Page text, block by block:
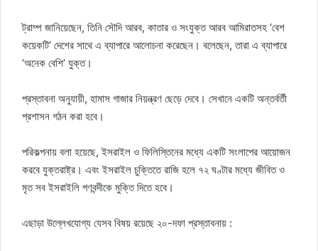
ট্রাম্প জানিয়েছেন, তিনি সৌদি আরব, কাতার ও সংযুক্ত আরব আমিরাতসহ ‘বেশ
কয়েকটি’ দেশের সাথে এ ব্যাপারে আলোচনা করেছেন। বলেছেন, তারা এ ব্যাপারে
‘অনেক বেশি’ যুক্ত।
প্রস্তাবনা অনুযায়ী, হামাস গাজার নিয়ন্ত্রণ ছেড়ে দেবে। সেখানে একটি অন্তর্বর্তী
প্রশাসন গঠন করা হবে।
পরিকল্পনায় বলা হয়েছে, ইসরাইল ও ফিলিস্তিনের মধ্যে একটি সংলাপের আয়োজন
করবে যুক্তরাষ্ট্র। এবং ইসরাইল চুক্তিতে রাজি হলে ৭২ ঘণ্টার মধ্যে জীবিত ও
মৃত সব ইসরাইলি পণবন্দীকে মুক্তি দিতে হবে।
এছাড়া উল্লেখযোগ্য যেসব বিষয় রয়েছে ২০-দফা প্রস্তাবনায় :